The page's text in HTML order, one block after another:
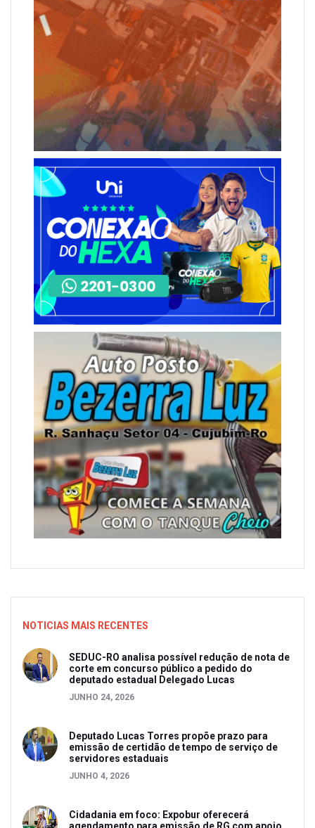
NOTICIAS MAIS RECENTES
SEDUC-RO analisa possível redução de nota de
corte em concurso público a pedido do
deputado estadual Delegado Lucas
JUNHO 24, 2026
Deputado Lucas Torres propõe prazo para
emissão de certidão de tempo de serviço de
servidores estaduais
JUNHO 4, 2026
Cidadania em foco: Expobur oferecerá
agendamento para emissão de RG com apoio